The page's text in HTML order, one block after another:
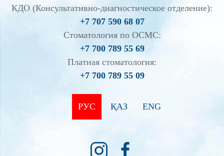
КДО (Консультативно-диагностическое отделение):
+7 707 590 68 07
Стоматология по ОСМС:
+7 700 789 55 69
Платная стоматология:
+7 700 789 55 09
РУС ҚАЗ ENG